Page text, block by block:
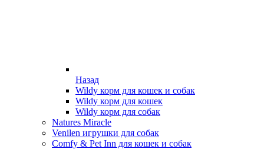
Назад
Wildy корм для кошек и собак
Wildy корм для кошек
Wildy корм для собак
Natures Miracle
Venilen игрушки для собак
Comfy & Pet Inn для кошек и собак